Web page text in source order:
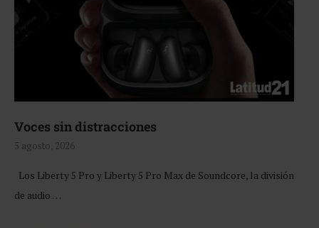
Voces sin distracciones
5 agosto, 2026
Los Liberty 5 Pro y Liberty 5 Pro Max de Soundcore, la división
de audio …